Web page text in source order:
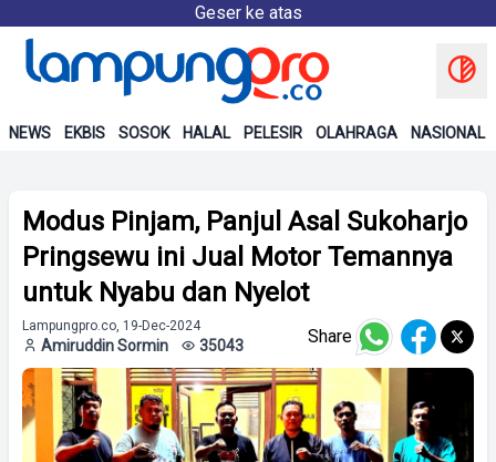
Geser ke atas
NEWS EKBIS SOSOK HALAL PELESIR OLAHRAGA NASIONAL
Modus Pinjam, Panjul Asal Sukoharjo
Pringsewu ini Jual Motor Temannya
untuk Nyabu dan Nyelot
Lampungpro.co, 19-Dec-2024
Amiruddin Sormin 35043 Share